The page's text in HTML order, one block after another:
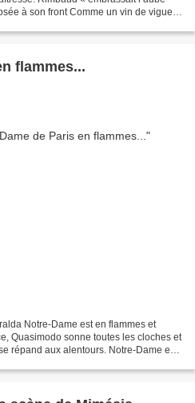
à son front Comme un vin de vigueur
flammes...
Notre-Dame est en flammes et
Quasimodo sonne toutes les cloches et
répand aux alentours. Notre-Dame est